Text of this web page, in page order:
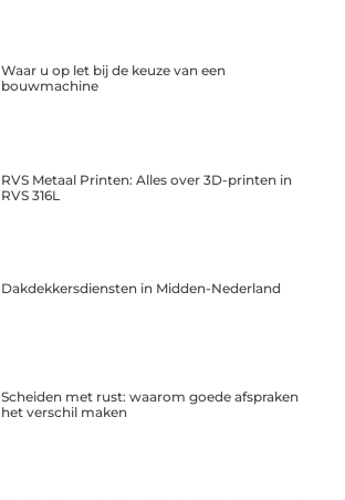
Waar u op let bij de keuze van een
bouwmachine
RVS Metaal Printen: Alles over 3D-printen in
RVS 316L
Dakdekkersdiensten in Midden-Nederland
Scheiden met rust: waarom goede afspraken
het verschil maken